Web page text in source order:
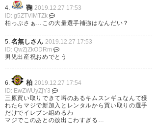
くと思ってたからびっくりや
な。てことは誰か移籍するか
な？
— たじりん (tazirin0317)
12月 27
三丸選手、ようこそ！！
4. 鞠 2019.12.27 17:53
ID: g5ZTVlMTZk
柏っぷさぁ…この大量選手補強はなんだい？
5. 名無しさん 2019.12.27 17:53
ID: QwZjZkODRm
男児出産祝おめでとう
6. 柏 2019.12.27 17:54
ID: EwZWUyZjY3
三原買い取りできて噂のあるキムスンギュなんて獲
れたらマジで新加入とレンタルから買い取りの選手
だけでイレブン組めるわ
マジでこのあとの放出こわすぎる…